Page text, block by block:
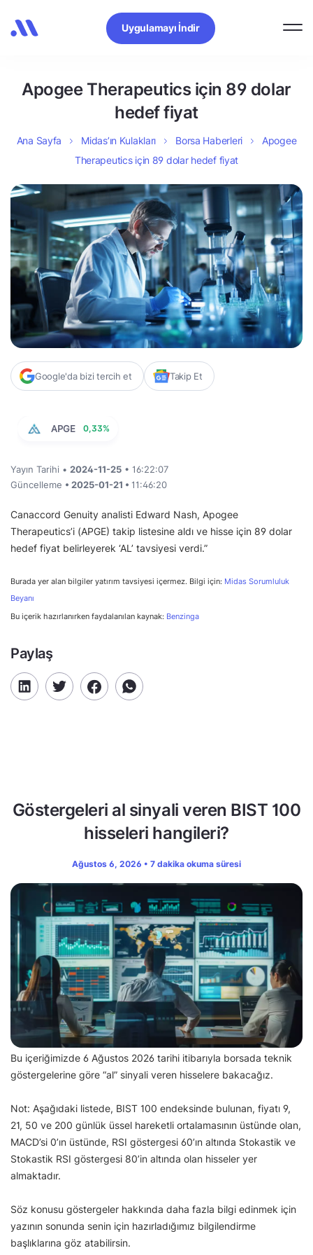
Uygulamayı İndir
Apogee Therapeutics için 89 dolar
hedef fiyat
Ana Sayfa Midas’ın Kulakları Borsa Haberleri
Apogee
Therapeutics için 89 dolar hedef fiyat
Google'da bizi tercih et Takip Et
APGE 0,33%
Yayın Tarihi • 2024-11-25 • 16:22:07
Güncelleme • 2025-01-21 • 11:46:20
Canaccord Genuity analisti Edward Nash, Apogee
Therapeutics’i (APGE) takip listesine aldı ve hisse için 89 dolar
hedef fiyat belirleyerek ‘AL’ tavsiyesi verdi.”
Burada yer alan bilgiler yatırım tavsiyesi içermez. Bilgi için: Midas Sorumluluk
Beyanı
Bu içerik hazırlanırken faydalanılan kaynak: Benzinga
Paylaş
Göstergeleri al sinyali veren BIST 100
hisseleri hangileri?
Ağustos 6, 2026 • 7 dakika okuma süresi
Bu içeriğimizde 6 Ağustos 2026 tarihi itibarıyla borsada teknik
göstergelerine göre “al” sinyali veren hisselere bakacağız.
Not: Aşağıdaki listede, BIST 100 endeksinde bulunan, fiyatı 9,
21, 50 ve 200 günlük üssel hareketli ortalamasının üstünde olan,
MACD’si 0’ın üstünde, RSI göstergesi 60’ın altında Stokastik ve
Stokastik RSI göstergesi 80’in altında olan hisseler yer
almaktadır.
Söz konusu göstergeler hakkında daha fazla bilgi edinmek için
yazının sonunda senin için hazırladığımız bilgilendirme
başlıklarına göz atabilirsin.